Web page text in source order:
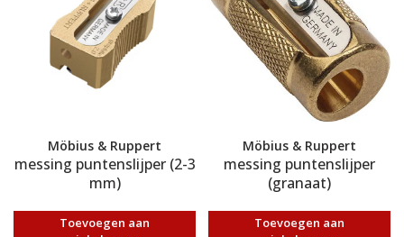
Möbius & Ruppert
messing puntenslijper (2-3
mm)
Toevoegen aan
Möbius & Ruppert
messing puntenslijper
(granaat)
Toevoegen aan